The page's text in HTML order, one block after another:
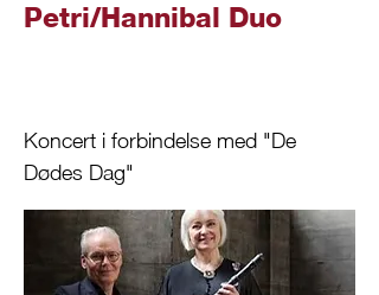
Petri/Hannibal Duo
Koncert i forbindelse med "De
Dødes Dag"